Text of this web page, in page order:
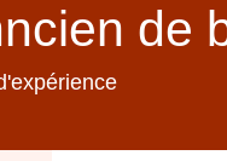
de